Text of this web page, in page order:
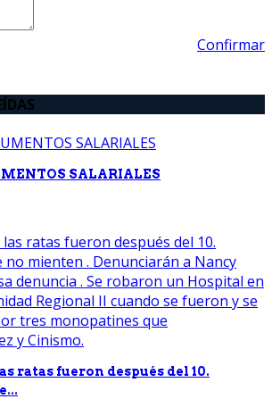
Confirmar
SALARIALES
ratas fueron después del 10.